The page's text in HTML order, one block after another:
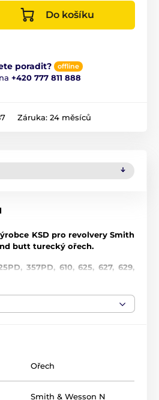
Do košíku
poradit? offline
+420 777 811 888
Záruka: 24 měsíců
KSD pro revolvery Smith
butt turecký ořech.
357PD, 610, 625, 627, 629,
schopni pro Vás objednat
z nabídky této firmy.
z nichž každá je jedinečným
Ořech
Smith & Wesson N